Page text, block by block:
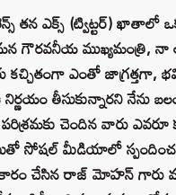
తన ఎక్స్ (ట్విట్టర్) ఖాతాలో ఒక
గౌరవనీయ ముఖ్యమంత్రి, నా
ఎంతో జాగ్రత్తగా,
తీసుకున్నారని నేను
పరిశ్రమకు చెందిన వారు
సోషల్ మీడియాలో
చేసిన రాజ్ మోహన్ గారు